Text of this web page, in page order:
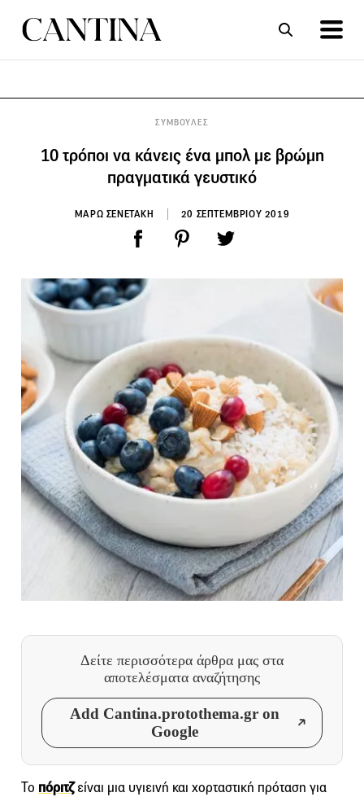
ΣΥΜΒΟΥΛΕΣ
10 τρόποι να κάνεις ένα μπολ με βρώμη
πραγματικά γευστικό
ΜΑΡΩ ΣΕΝΕΤΑΚΗ 20 ΣΕΠΤΕΜΒΡΙΟΥ 2019
Δείτε περισσότερα άρθρα μας στα
αποτελέσματα αναζήτησης
Add Cantina.protothema.gr on
Google
Το πόριτζείναι μια υγιεινή και χορταστική πρόταση για